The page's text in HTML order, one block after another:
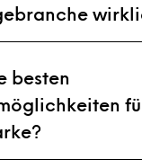
besten